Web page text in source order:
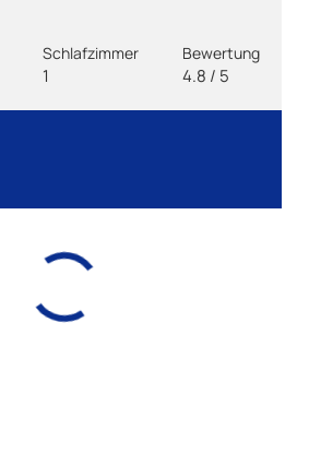
Schlafzimmer
1
Bewertung
4.8 / 5